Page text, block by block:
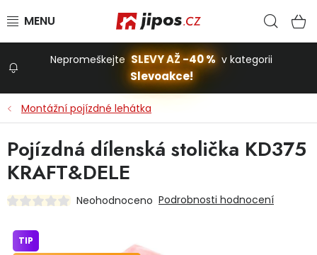
Stavba a dům
Nepromeškejte SLEVY AŽ -40 % v kategorii
Slevoakce!
Montážní pojízdné lehátka
Pojízdná dílenská stolička KD375
KRAFT&DELE
Neohodnoceno Podrobnosti hodnocení
TIP